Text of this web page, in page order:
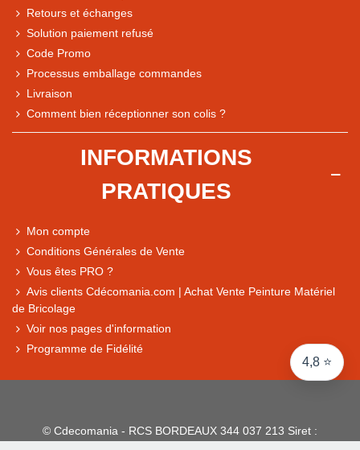
4,8 ⭐
Comparaison des performances du magasin
Express, Chez vous, Point relais, Retrait magasin
Retours et échanges
Solution paiement refusé
Code Promo
Processus emballage commandes
Livraison
Comment bien réceptionner son colis ?
INFORMATIONS
PRATIQUES
Mon compte
Conditions Générales de Vente
Vous êtes PRO ?
Avis clients Cdécomania.com | Achat Vente Peinture Matériel
de Bricolage
Voir nos pages d'information
Programme de Fidélité
© Cdecomania - RCS BORDEAUX 344 037 213 Siret :